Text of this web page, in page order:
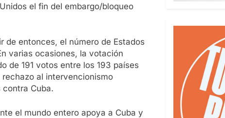
el fin del embargo/bloqueo
entonces, el número de Estados
varias ocasiones, la votación
de 191 votos entre los 193 países
al intervencionismo
contra Cuba.
el mundo entero apoya a Cuba y